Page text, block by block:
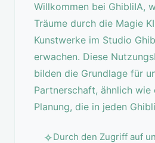
Willkommen bei GhibliIA,
Träume durch die Magie
Kunstwerke im Studio
erwachen. Diese
bilden die Grundlage für
Partnerschaft, ähnlich
Planung, die in jeden
Durch den Zugriff auf